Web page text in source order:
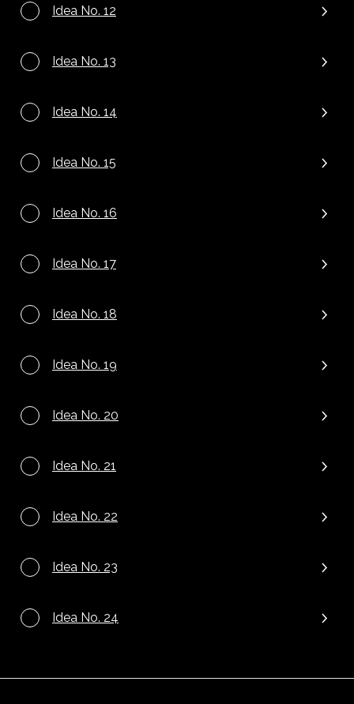
Idea No. 12
Idea No. 13
Idea No. 14
Idea No. 15
Idea No. 16
Idea No. 17
Idea No. 18
Idea No. 19
Idea No. 20
Idea No. 21
Idea No. 22
Idea No. 23
Idea No. 24